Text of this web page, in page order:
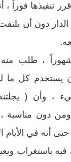
تنفيذها فوراً ،
دون أن
، طلب
يستخدم كل
، وأن (
ومن دون مناسبة
أنه في
باستغراب